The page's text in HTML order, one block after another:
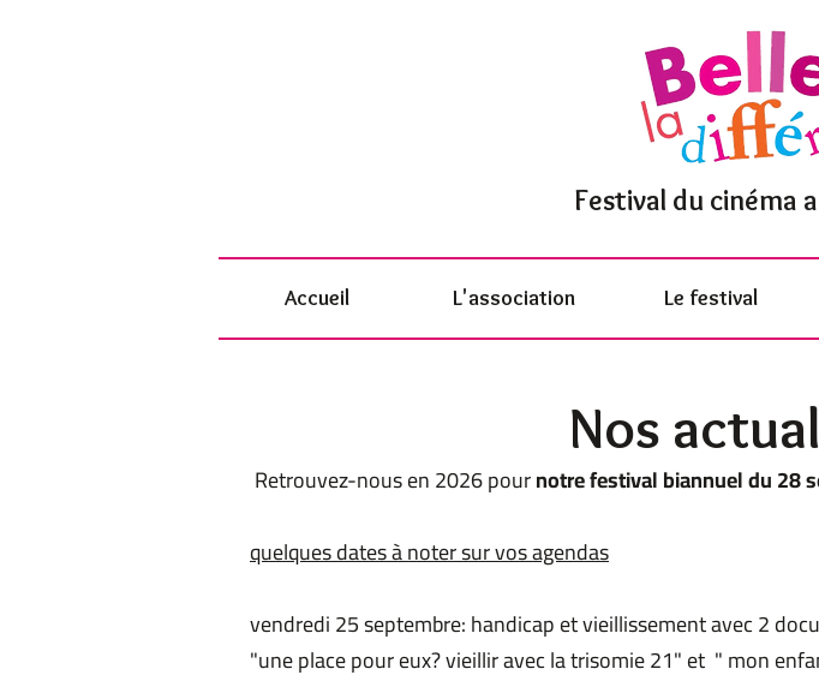
Festival du cinéma
Accueil L'association Le festival
Nos
Retrouvez-nous en 2026 pournotre festival biannuel du 28
quelques dates à noter sur vos agendas
vendredi 25 septembre: handicap et vieillissement avec 2
"une place pour eux? vieillir avec la trisomie 21" et " mon